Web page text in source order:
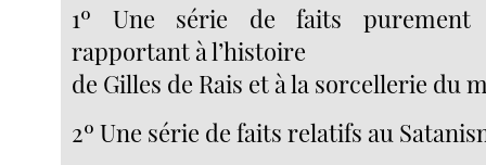
1º Une série de faits purement
rapportant à l’histoire
de Gilles de Rais et à la sorcellerie du
2º Une série de faits relatifs au